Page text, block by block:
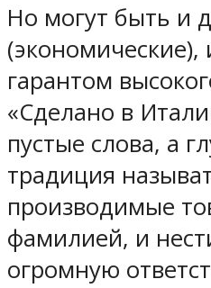
Но могут быть и
(экономические),
гарантом
«Сделано в
пустые слова, а
традиция
производимые
фамилией, и
огромную